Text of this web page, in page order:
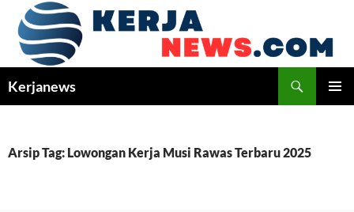
Langsung
Kerjanews
Arsip Tag: Lowongan Kerja Musi Rawas Terbaru 2025